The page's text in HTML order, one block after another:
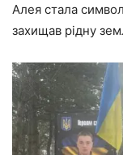
Алея стала
захищав рідну